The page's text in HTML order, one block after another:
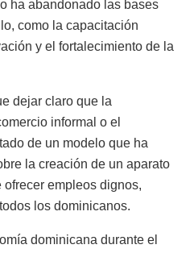
ha abandonado las bases
como la capacitación
y el fortalecimiento de la
dejar claro que la
informal o el
de un modelo que ha
la creación de un aparato
empleos dignos,
los dominicanos.
dominicana durante el